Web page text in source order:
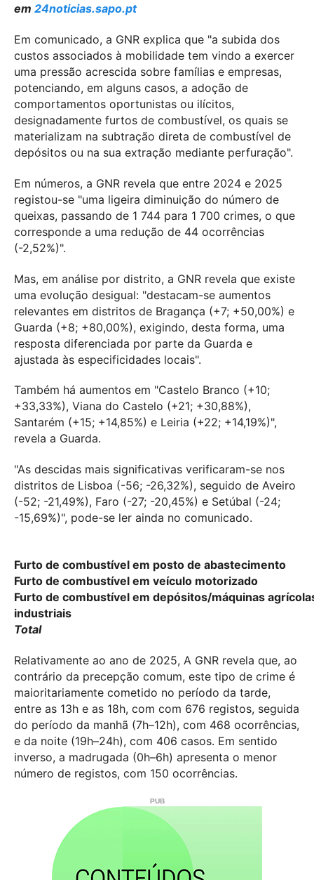
em 24noticias.sapo.pt
Em comunicado, a GNR explica que "a subida dos
custos associados à mobilidade tem vindo a exercer
uma pressão acrescida sobre famílias e empresas,
potenciando, em alguns casos, a adoção de
comportamentos oportunistas ou ilícitos,
designadamente furtos de combustível, os quais se
materializam na subtração direta de combustível de
depósitos ou na sua extração mediante perfuração".
Em números, a GNR revela que entre 2024 e 2025
registou-se "uma ligeira diminuição do número de
queixas, passando de 1 744 para 1 700 crimes, o que
corresponde a uma redução de 44 ocorrências
(-2,52%)".
Mas, em análise por distrito, a GNR revela que existe
uma evolução desigual: "destacam-se aumentos
relevantes em distritos de Bragança (+7; +50,00%) e
Guarda (+8; +80,00%), exigindo, desta forma, uma
resposta diferenciada por parte da Guarda e
ajustada às especificidades locais".
Também há aumentos em "Castelo Branco (+10;
+33,33%), Viana do Castelo (+21; +30,88%),
Santarém (+15; +14,85%) e Leiria (+22; +14,19%)",
revela a Guarda.
"As descidas mais significativas verificaram-se nos
distritos de Lisboa (-56; -26,32%), seguido de Aveiro
(-52; -21,49%), Faro (-27; -20,45%) e Setúbal (-24;
-15,69%)", pode-se ler ainda no comunicado.
Furto de combustível em posto de abastecimento
Furto de combustível em veículo motorizado
Furto de combustível em depósitos/máquinas
industriais
Total
Relativamente ao ano de 2025, A GNR revela que, ao
contrário da precepção comum, este tipo de crime é
maioritariamente cometido no período da tarde,
entre as 13h e as 18h, com com 676 registos, seguida
do período da manhã (7h–12h), com 468 ocorrências,
e da noite (19h–24h), com 406 casos. Em sentido
inverso, a madrugada (0h–6h) apresenta o menor
número de registos, com 150 ocorrências.